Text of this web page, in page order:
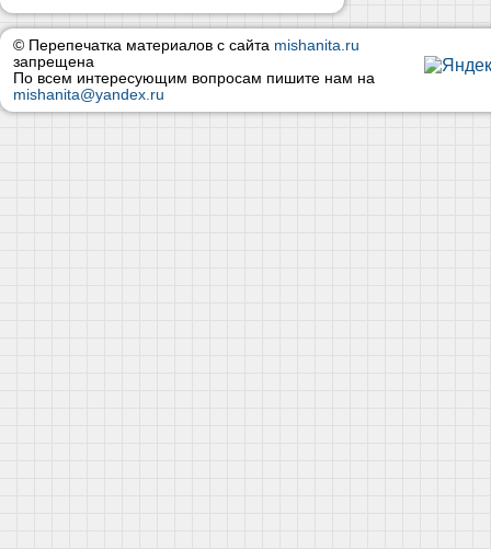
© Перепечатка материалов с сайта mishanita.ru
запрещена
По всем интересующим вопросам пишите нам на
mishanita@yandex.ru